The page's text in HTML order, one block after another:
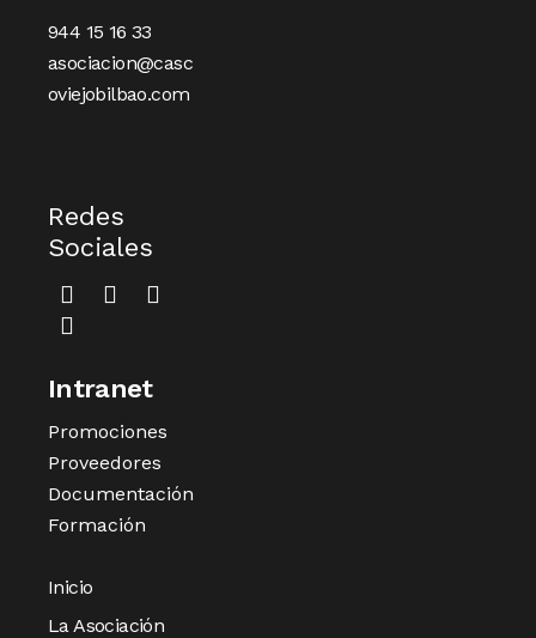
944 15 16 33
asociacion@casc
oviejobilbao.com
Redes
Sociales
Intranet
Promociones
Proveedores
Documentación
Formación
Inicio
La Asociación